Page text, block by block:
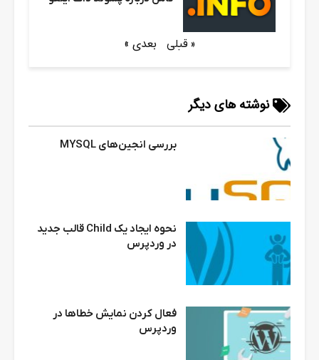
« قبلی بعدی »
نوشته های دیگر
بررسی انجین‌های MYSQL
نحوه ایجاد یک Child قالب جدید
در وردپرس
فعال کردن نمایش خطاها در
وردپرس